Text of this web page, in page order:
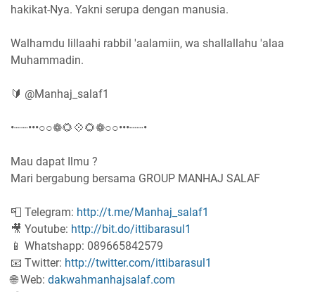
hakikat-Nya. Yakni serupa dengan manusia.
Walhamdu lillaahi rabbil 'aalamiin, wa shallallahu 'alaa
Muhammadin.
🔰 @Manhaj_salaf1
•┈┈•••○○❁🌻💠🌻❁○○•••┈┈•
Mau dapat Ilmu ?
Mari bergabung bersama GROUP MANHAJ SALAF
📮 Telegram: http://t.me/Manhaj_salaf1
🎥 Youtube: http://bit.do/ittibarasul1
📱 Whatshapp: 089665842579
📧 Twitter: http://twitter.com/ittibarasul1
🌐 Web: dakwahmanhajsalaf.com